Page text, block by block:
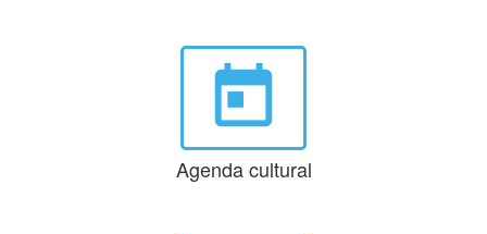
today
Agenda cultural